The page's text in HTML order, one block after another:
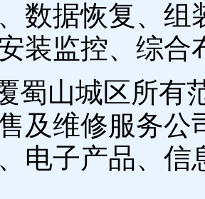
数据恢复、
装监控、综合
蜀山城区所有
及维修服务公
电子产品、信